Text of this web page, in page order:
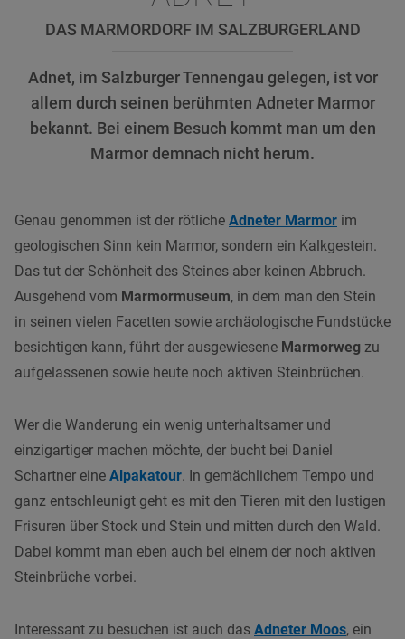
DAS MARMORDORF IM SALZBURGERLAND
Adnet, im Salzburger Tennengau gelegen, ist vor
allem durch seinen berühmten Adneter Marmor
bekannt. Bei einem Besuch kommt man um den
Marmor demnach nicht herum.
Genau genommen ist der rötliche Adneter Marmor im
geologischen Sinn kein Marmor, sondern ein Kalkgestein.
Das tut der Schönheit des Steines aber keinen Abbruch.
Ausgehend vom Marmormuseum, in dem man den Stein
in seinen vielen Facetten sowie archäologische Fundstücke
besichtigen kann, führt der ausgewiesene Marmorweg zu
aufgelassenen sowie heute noch aktiven Steinbrüchen.
Wer die Wanderung ein wenig unterhaltsamer und
einzigartiger machen möchte, der bucht bei Daniel
Schartner eine Alpakatour. In gemächlichem Tempo und
ganz entschleunigt geht es mit den Tieren mit den lustigen
Frisuren über Stock und Stein und mitten durch den Wald.
Dabei kommt man eben auch bei einem der noch aktiven
Steinbrüche vorbei.
Interessant zu besuchen ist auch das Adneter Moos, ein